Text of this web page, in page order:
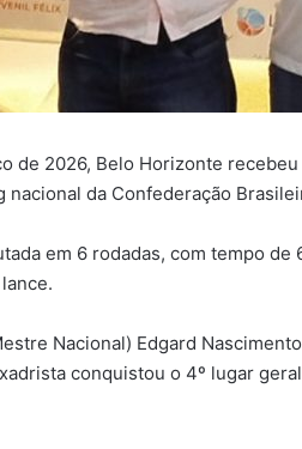
de 2026, Belo Horizonte
da Confederação
em 6 rodadas, com tempo de
Nacional) Edgard
conquistou o 4º lugar